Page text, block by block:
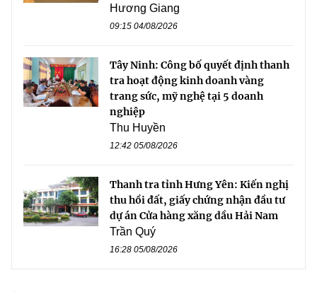
Hương Giang
09:15 04/08/2026
Tây Ninh: Công bố quyết định thanh
tra hoạt động kinh doanh vàng
trang sức, mỹ nghệ tại 5 doanh
nghiệp
Thu Huyền
12:42 05/08/2026
Thanh tra tỉnh Hưng Yên: Kiến nghị
thu hồi đất, giấy chứng nhận đầu tư
dự án Cửa hàng xăng dầu Hải Nam
Trần Quý
16:28 05/08/2026